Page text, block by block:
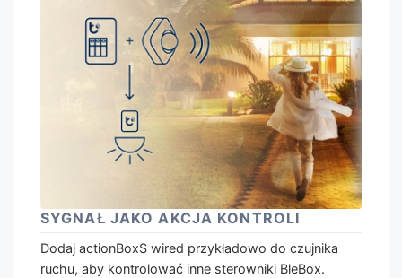
SYGNAŁ JAKO AKCJA KONTROLI
Dodaj actionBoxS wired przykładowo do czujnika
ruchu, aby kontrolować inne sterowniki BleBox.